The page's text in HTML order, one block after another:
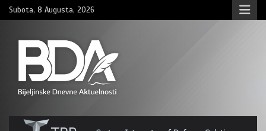
Skip
to
Subota, 8 Augusta, 2026
BNDAN.com